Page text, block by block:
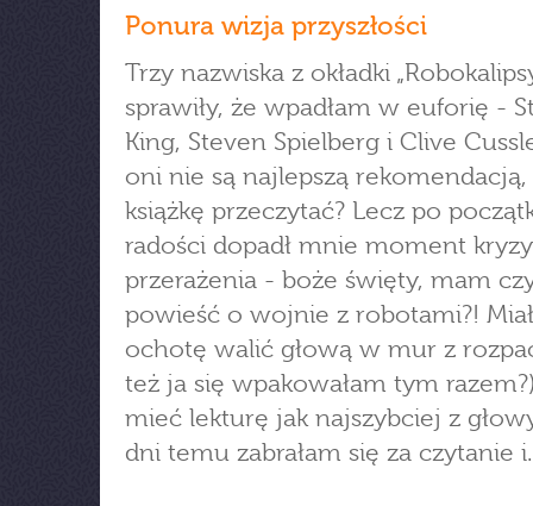
Ponura wizja przyszłości
Trzy nazwiska z okładki
sprawiły, że wpadłam w euforię -
King, Steven Spielberg i Clive
oni nie są najlepszą rekomendacją,
książkę przeczytać? Lecz po
radości dopadł mnie moment
przerażenia - boże święty, mam
powieść o wojnie z robotami?!
ochotę walić głową w mur z
też ja się wpakowałam tym
mieć lekturę jak najszybciej z
dni temu zabrałam się za czytanie